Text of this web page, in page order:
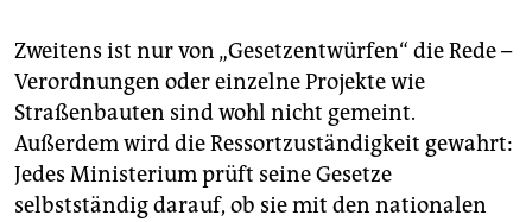
Zweitens ist nur von „Gesetzentwürfen“ die Rede –
Verordnungen oder einzelne Projekte wie
Straßenbauten sind wohl nicht gemeint.
Außerdem wird die Ressortzuständigkeit gewahrt:
Jedes Ministerium prüft seine Gesetze
selbstständig darauf, ob sie mit den nationalen